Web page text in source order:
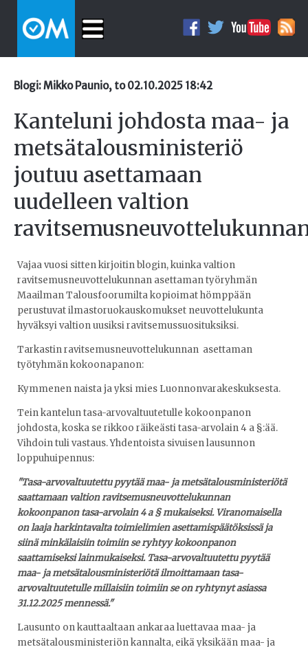
Blogi: Mikko Paunio, to 02.10.2025 18:42
Kanteluni johdosta maa- ja
metsätalousministeriö
joutuu asettamaan
uudelleen valtion
Vajaa vuosi sitten kirjoitin blogin, kuinka valtion
ravitsemusneuvottelukunnan asettaman työryhmän
Maailman Talousfoorumilta kopioimat hömppään
perustuvat ilmastoruokauskomukset neuvottelukunta
hyväksyi valtion uusiksi ravitsemussuosituksiksi.
Tarkastin ravitsemusneuvottelukunnan asettaman
työtyhmän kokoonapanon:
Kymmenen naista ja yksi mies Luonnonvarakeskuksesta.
Tein kantelun tasa-arvovaltuutetulle kokoonpanon
johdosta, koska se rikkoo räikeästi tasa-arvolain 4 a §:ää.
Vihdoin tuli vastaus. Yhdentoista sivuisen lausunnon
loppuhuipennus:
"Tasa-arvovaltuutettu pyytää maa- ja metsätalousministeriötä
saattamaan valtion ravitsemusneuvottelukunnan
kokoonpanon tasa-arvolain 4 a § mukaiseksi. Viranomaisella
on laaja harkintavalta toimielimien asettamispäätöksissä ja
siinä minkälaisiin toimiin se ryhtyy kokoonpanon
saattamiseksi lainmukaiseksi. Tasa-arvovaltuutettu pyytää
maa- ja metsätalousministeriötä ilmoittamaan tasa-
arvovaltuutetulle millaisiin toimiin se on ryhtynyt asiassa
31.12.2025 mennessä."
Lausunto on kauttaaltaan ankaraa luettavaa maa- ja
metsätalousministeriön kannalta, eikä yksikään maa- ja